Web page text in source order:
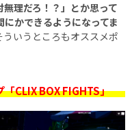
理だろ！？」とか思って
かできるようになってま
いうところもオススメポ
CLIX BOX FIGHTS」